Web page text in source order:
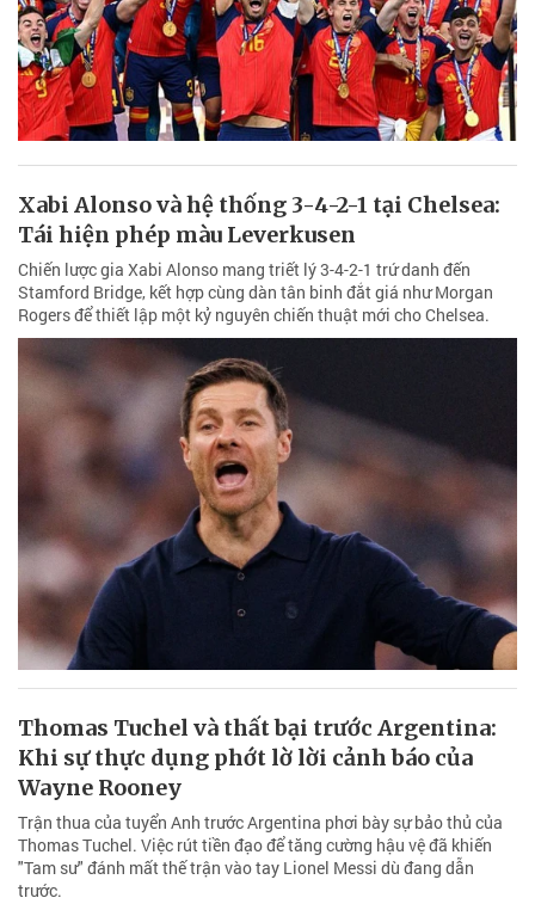
Xabi Alonso và hệ thống 3-4-2-1 tại Chelsea:
Tái hiện phép màu Leverkusen
Chiến lược gia Xabi Alonso mang triết lý 3-4-2-1 trứ danh đến
Stamford Bridge, kết hợp cùng dàn tân binh đắt giá như Morgan
Rogers để thiết lập một kỷ nguyên chiến thuật mới cho Chelsea.
Thomas Tuchel và thất bại trước Argentina:
Khi sự thực dụng phớt lờ lời cảnh báo của
Wayne Rooney
Trận thua của tuyển Anh trước Argentina phơi bày sự bảo thủ của
Thomas Tuchel. Việc rút tiền đạo để tăng cường hậu vệ đã khiến
"Tam sư" đánh mất thế trận vào tay Lionel Messi dù đang dẫn
trước.